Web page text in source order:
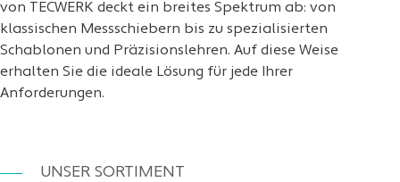
von TECWERK deckt ein breites Spektrum ab: von
klassischen Messschiebern bis zu spezialisierten
Schablonen und Präzisionslehren. Auf diese Weise
erhalten Sie die ideale Lösung für jede Ihrer
Anforderungen.
UNSER SORTIMENT